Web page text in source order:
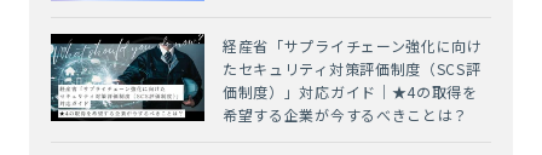
経産省「サプライチェーン強化に向け
たセキュリティ対策評価制度（SCS評
価制度）」対応ガイド｜★4の取得を
希望する企業が今するべきことは？